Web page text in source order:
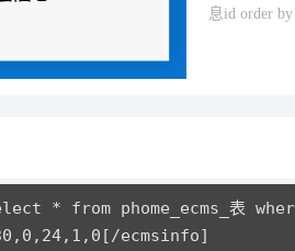
息id order
* from phome_ecms_表
ecmsinfo]